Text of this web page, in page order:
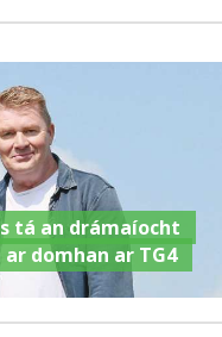
tá an drámaíocht
domhan ar TG4